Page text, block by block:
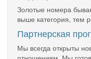
Золотые номера
выше категория, тем
Партнерская
Мы всегда открыты